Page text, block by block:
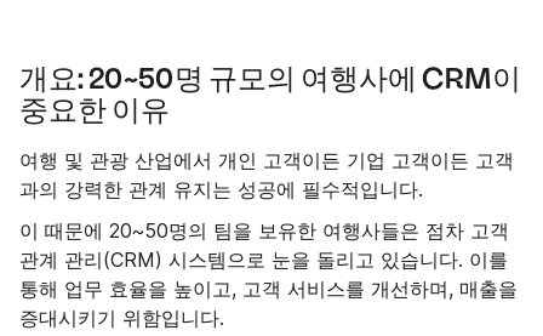
개요: 20~50명 규모의 여행사에 CRM이
중요한 이유
여행 및 관광 산업에서 개인 고객이든 기업 고객이든 고객
과의 강력한 관계 유지는 성공에 필수적입니다.
이 때문에 20~50명의 팀을 보유한 여행사들은 점차 고객
관계 관리(CRM) 시스템으로 눈을 돌리고 있습니다. 이를
통해 업무 효율을 높이고, 고객 서비스를 개선하며, 매출을
증대시키기 위함입니다.